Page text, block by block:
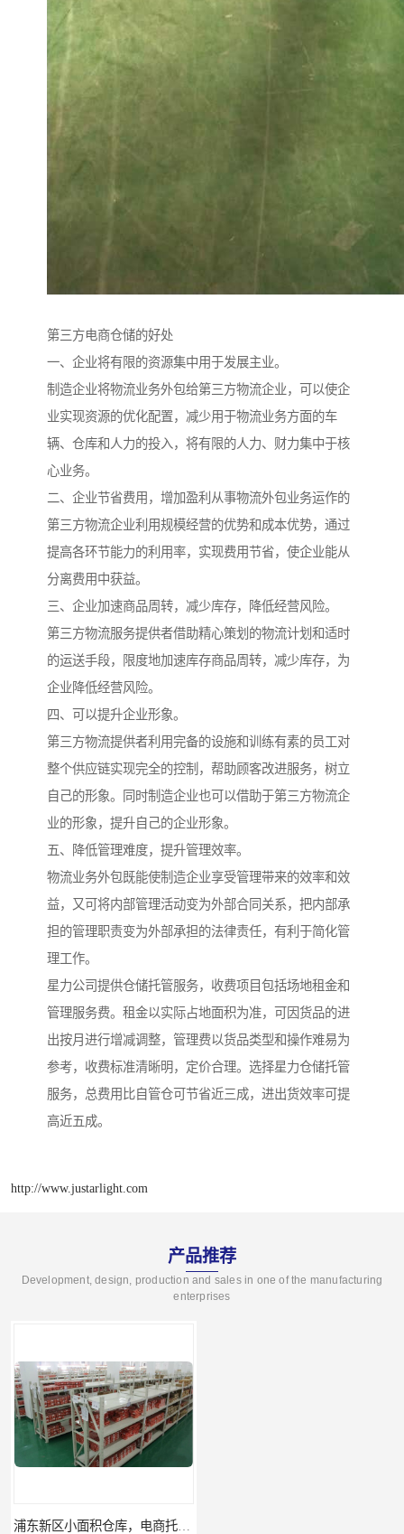
第三方电商仓储的好处
一、企业将有限的资源集中用于发展主业。
制造企业将物流业务外包给第三方物流企业，可以使企
业实现资源的优化配置，减少用于物流业务方面的车
辆、仓库和人力的投入，将有限的人力、财力集中于核
心业务。
二、企业节省费用，增加盈利从事物流外包业务运作的
第三方物流企业利用规模经营的优势和成本优势，通过
提高各环节能力的利用率，实现费用节省，使企业能从
分离费用中获益。
三、企业加速商品周转，减少库存，降低经营风险。
第三方物流服务提供者借助精心策划的物流计划和适时
的运送手段，限度地加速库存商品周转，减少库存，为
企业降低经营风险。
四、可以提升企业形象。
第三方物流提供者利用完备的设施和训练有素的员工对
整个供应链实现完全的控制，帮助顾客改进服务，树立
自己的形象。同时制造企业也可以借助于第三方物流企
业的形象，提升自己的企业形象。
五、降低管理难度，提升管理效率。
物流业务外包既能使制造企业享受管理带来的效率和效
益，又可将内部管理活动变为外部合同关系，把内部承
担的管理职责变为外部承担的法律责任，有利于简化管
理工作。
星力公司提供仓储托管服务，收费项目包括场地租金和
管理服务费。租金以实际占地面积为准，可因货品的进
出按月进行增减调整，管理费以货品类型和操作难易为
参考，收费标准清晰明，定价合理。选择星力仓储托管
服务，总费用比自管仓可节省近三成，进出货效率可提
高近五成。
http://www.justarlight.com
产品推荐
Development, design, production and sales in one of the manufacturing
enterprises
浦东新区小面积仓库，电商托管仓库